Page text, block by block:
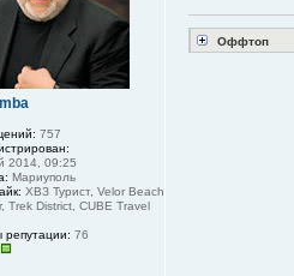
Оффтоп
757
2014, 09:25
Мариуполь
ХВЗ Турист, Velor Beach
Trek District, CUBE Travel
репутации: 76